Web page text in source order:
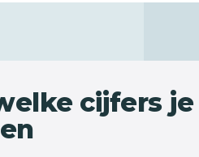
cijfers